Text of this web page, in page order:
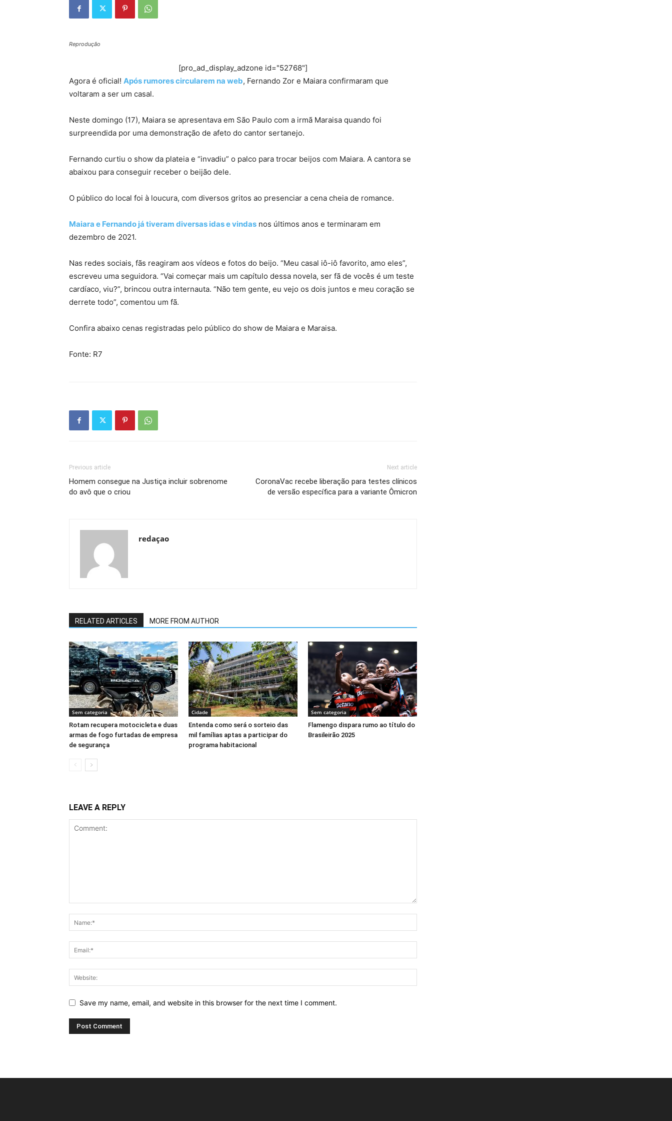
Reprodução
[pro_ad_display_adzone id="52768"]
Agora é oficial! Após rumores circularem na web, Fernando Zor e Maiara confirmaram que
voltaram a ser um casal.
Neste domingo (17), Maiara se apresentava em São Paulo com a irmã Maraisa quando foi
surpreendida por uma demonstração de afeto do cantor sertanejo.
Fernando curtiu o show da plateia e “invadiu” o palco para trocar beijos com Maiara. A cantora se
abaixou para conseguir receber o beijão dele.
O público do local foi à loucura, com diversos gritos ao presenciar a cena cheia de romance.
Maiara e Fernando já tiveram diversas idas e vindas nos últimos anos e terminaram em
dezembro de 2021.
Nas redes sociais, fãs reagiram aos vídeos e fotos do beijo. “Meu casal iô-iô favorito, amo eles”,
escreveu uma seguidora. “Vai começar mais um capítulo dessa novela, ser fã de vocês é um teste
cardíaco, viu?”, brincou outra internauta. “Não tem gente, eu vejo os dois juntos e meu coração se
derrete todo”, comentou um fã.
Confira abaixo cenas registradas pelo público do show de Maiara e Maraisa.
Fonte: R7
Previous article
Homem consegue na Justiça incluir sobrenome
do avô que o criou
Next article
CoronaVac recebe liberação para testes clínicos
de versão específica para a variante Ômicron
redaçao
RELATED ARTICLES MORE FROM AUTHOR
Sem categoria
Rotam recupera motocicleta e duas
armas de fogo furtadas de empresa
de segurança
Cidade
Entenda como será o sorteio das
mil famílias aptas a participar do
programa habitacional
Sem categoria
Flamengo dispara rumo ao título do
Brasileirão 2025
LEAVE A REPLY
Save my name, email, and website in this browser for the next time I comment.